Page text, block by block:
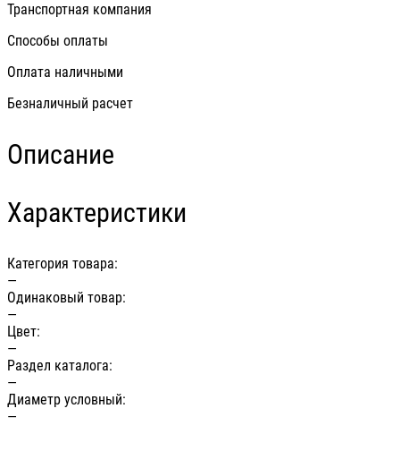
Транспортная компания
Способы оплаты
Оплата наличными
Безналичный расчет
Описание
Характеристики
Категория товара:
—
Одинаковый товар:
—
Цвет:
—
Раздел каталога:
—
Диаметр условный:
—